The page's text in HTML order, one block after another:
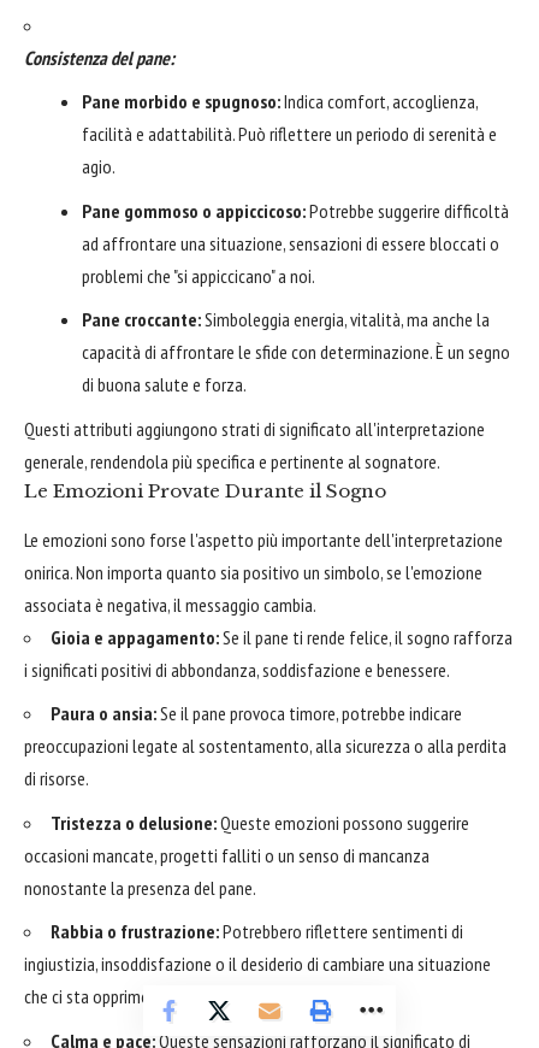
Consistenza del pane:
Pane morbido e spugnoso:Indica comfort, accoglienza,
facilità e adattabilità. Può riflettere un periodo di serenità e
agio.
Pane gommoso o appiccicoso:Potrebbe suggerire difficoltà
ad affrontare una situazione, sensazioni di essere bloccati o
problemi che "si appiccicano" a noi.
Pane croccante:Simboleggia energia, vitalità, ma anche la
capacità di affrontare le sfide con determinazione. È un segno
di buona salute e forza.
Questi attributi aggiungono strati di significato all'interpretazione
generale, rendendola più specifica e pertinente al sognatore.
Le Emozioni Provate Durante il Sogno
Le emozioni sono forse l'aspetto più importante dell'interpretazione
onirica. Non importa quanto sia positivo un simbolo, se l'emozione
associata è negativa, il messaggio cambia.
Gioia e appagamento:Se il pane ti rende felice, il sogno rafforza
i significati positivi di abbondanza, soddisfazione e benessere.
Paura o ansia:Se il pane provoca timore, potrebbe indicare
preoccupazioni legate al sostentamento, alla sicurezza o alla perdita
di risorse.
Tristezza o delusione:Queste emozioni possono suggerire
occasioni mancate, progetti falliti o un senso di mancanza
nonostante la presenza del pane.
Rabbia o frustrazione:Potrebbero riflettere sentimenti di
ingiustizia, insoddisfazione o il desiderio di cambiare una situazione
che ci sta opprimendo.
Calma e pace:Queste sensazioni rafforzano il significato di